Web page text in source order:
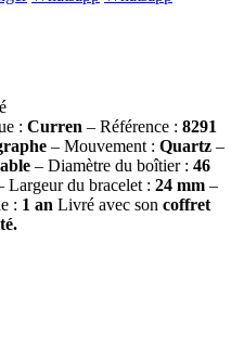
: Curren – Référence : 8291
– Mouvement : Quartz –
– Diamètre du boîtier : 46
Largeur du bracelet : 24 mm –
: 1 an Livré avec son coffret